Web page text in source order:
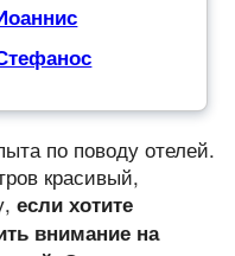
по поводу отелей.
красивый,
если хотите
внимание на